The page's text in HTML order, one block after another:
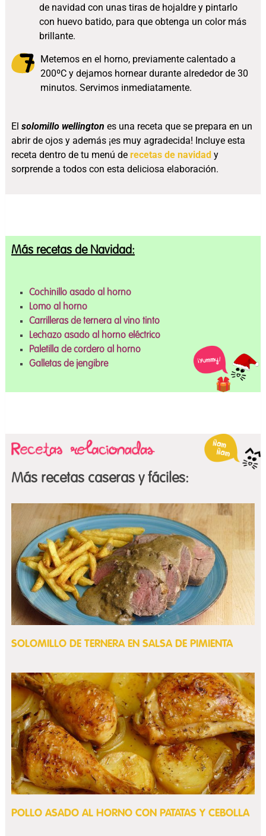
de navidad con unas tiras de hojaldre y pintarlo
con huevo batido, para que obtenga un color más
brillante.
Metemos en el horno, previamente calentado a
200ºC y dejamos hornear durante alrededor de 30
minutos. Servimos inmediatamente.
El solomillo wellington es una receta que se prepara en un
abrir de ojos y además ¡es muy agradecida! Incluye esta
receta dentro de tu menú de recetas de navidady
sorprende a todos con esta deliciosa elaboración.
Más recetas de Navidad:
Cochinillo asado al horno
Lomo al horno
Carrilleras de ternera al vino tinto
Lechazo asado al horno eléctrico
Paletilla de cordero al horno
Galletas de jengibre
Más recetas caseras y fáciles:
SOLOMILLO DE TERNERA EN SALSA DE PIMIENTA
POLLO ASADO AL HORNO CON PATATAS Y CEBOLLA